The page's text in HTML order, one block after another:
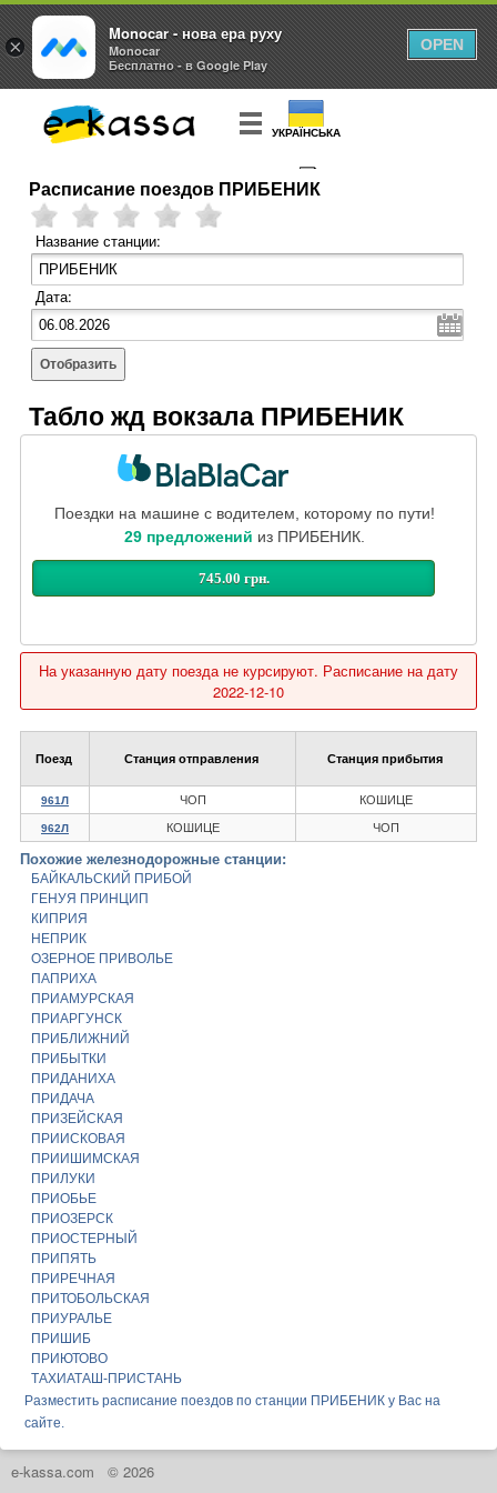
УКРАЇНСЬКА
КУПИТЬБИЛЕТ
Расписание поездов ПРИБЕНИК
Название станции:
Дата:
Отобразить
Табло жд вокзала ПРИБЕНИК
Поездки на машине с водителем, которому по пути!
29 предложений из ПРИБЕНИК.
745.00 грн.
На указанную дату поезда не курсируют. Расписание на дату
2022-12-10
Поезд Станция отправления Станция прибытия
961Л ЧОП КОШИЦЕ
962Л КОШИЦЕ ЧОП
Похожие железнодорожные станции:
БАЙКАЛЬСКИЙ ПРИБОЙ
ГЕНУЯ ПРИНЦИП
КИПРИЯ
НЕПРИК
ОЗЕРНОЕ ПРИВОЛЬЕ
ПАПРИХА
ПРИАМУРСКАЯ
ПРИАРГУНСК
ПРИБЛИЖНИЙ
ПРИБЫТКИ
ПРИДАНИХА
ПРИДАЧА
ПРИЗЕЙСКАЯ
ПРИИСКОВАЯ
ПРИИШИМСКАЯ
ПРИЛУКИ
ПРИОБЬЕ
ПРИОЗЕРСК
ПРИОСТЕРНЫЙ
ПРИПЯТЬ
ПРИРЕЧНАЯ
ПРИТОБОЛЬСКАЯ
ПРИУРАЛЬЕ
ПРИШИБ
ПРИЮТОВО
ТАХИАТАШ-ПРИСТАНЬ
Разместить расписание поездов по станции ПРИБЕНИК у Вас на
сайте.
e-kassa.com © 2026
×
Monocar - нова ера руху
Monocar
Бесплатно - в Google Play
OPEN